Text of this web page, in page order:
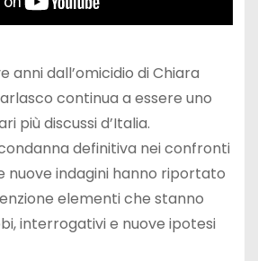
anni dall’omicidio di Chiara
continua a essere uno
più discussi d’Italia.
definitiva nei confronti
nuove indagini hanno riportato
elementi che stanno
interrogativi e nuove ipotesi